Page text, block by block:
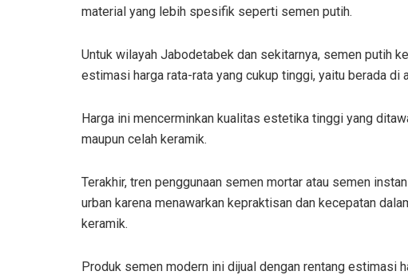
material yang lebih spesifik seperti semen putih.
Untuk wilayah Jabodetabek dan sekitarnya, semen putih
estimasi harga rata-rata yang cukup tinggi, yaitu berada di
Harga ini mencerminkan kualitas estetika tinggi yang
maupun celah keramik.
Terakhir, tren penggunaan semen mortar atau semen
urban karena menawarkan kepraktisan dan kecepatan
keramik.
Produk semen modern ini dijual dengan rentang estimasi